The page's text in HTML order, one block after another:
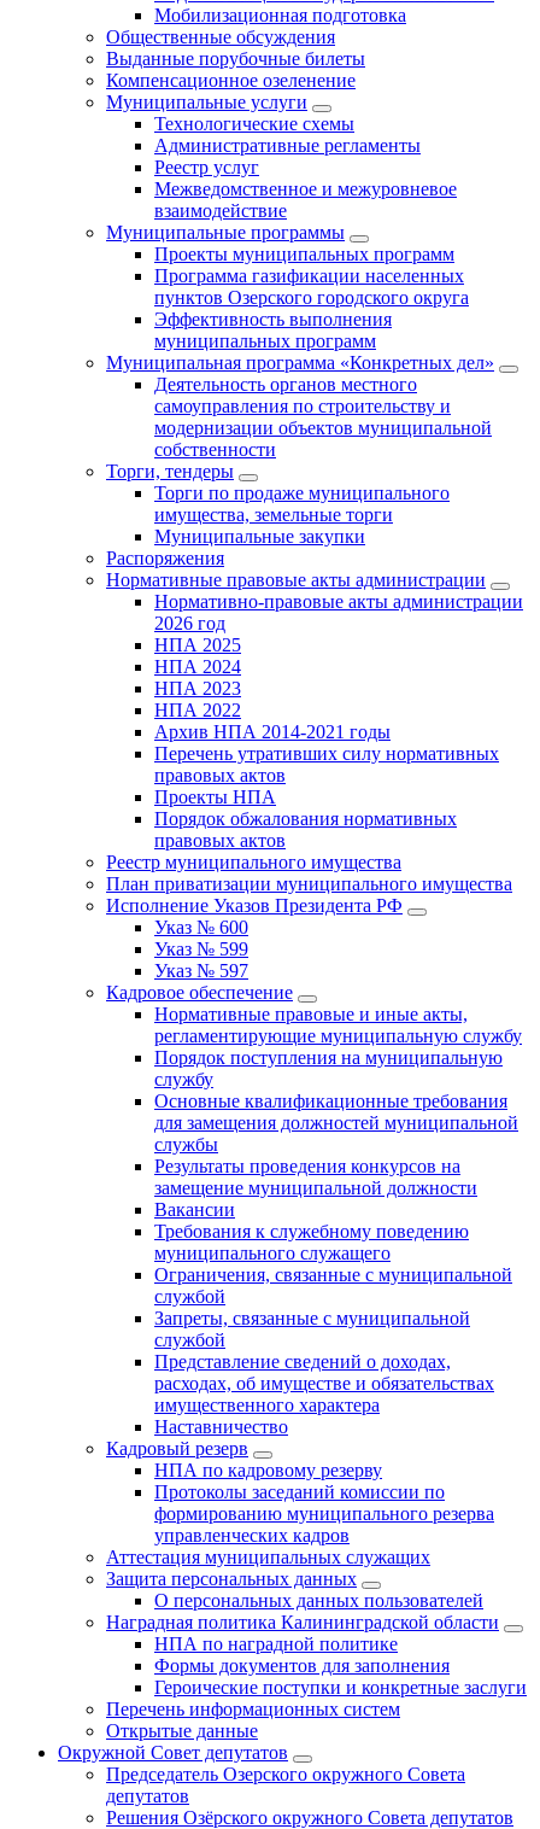
Мобилизационная подготовка
Общественные обсуждения
Выданные порубочные билеты
Компенсационное озеленение
Муниципальные услуги
Технологические схемы
Административные регламенты
Реестр услуг
Межведомственное и межуровневое
взаимодействие
Муниципальные программы
Проекты муниципальных программ
Программа газификации населенных
пунктов Озерского городского округа
Эффективность выполнения
муниципальных программ
Муниципальная программа «Конкретных дел»
Деятельность органов местного
самоуправления по строительству и
модернизации объектов муниципальной
собственности
Торги, тендеры
Торги по продаже муниципального
имущества, земельные торги
Муниципальные закупки
Распоряжения
Нормативные правовые акты администрации
Нормативно-правовые акты администрации
2026 год
НПА 2025
НПА 2024
НПА 2023
НПА 2022
Архив НПА 2014-2021 годы
Перечень утративших силу нормативных
правовых актов
Проекты НПА
Порядок обжалования нормативных
правовых актов
Реестр муниципального имущества
План приватизации муниципального имущества
Исполнение Указов Президента РФ
Указ № 600
Указ № 599
Указ № 597
Кадровое обеспечение
Нормативные правовые и иные акты,
регламентирующие муниципальную службу
Порядок поступления на муниципальную
службу
Основные квалификационные требования
для замещения должностей муниципальной
службы
Результаты проведения конкурсов на
замещение муниципальной должности
Вакансии
Требования к служебному поведению
муниципального служащего
Ограничения, связанные с муниципальной
службой
Запреты, связанные с муниципальной
службой
Представление сведений о доходах,
расходах, об имуществе и обязательствах
имущественного характера
Наставничество
Кадровый резерв
НПА по кадровому резерву
Протоколы заседаний комиссии по
формированию муниципального резерва
управленческих кадров
Аттестация муниципальных служащих
Защита персональных данных
О персональных данных пользователей
Наградная политика Калининградской области
НПА по наградной политике
Формы документов для заполнения
Героические поступки и конкретные заслуги
Перечень информационных систем
Открытые данные
Окружной Совет депутатов
Председатель Озерского окружного Совета
депутатов
Решения Озёрского окружного Совета депутатов